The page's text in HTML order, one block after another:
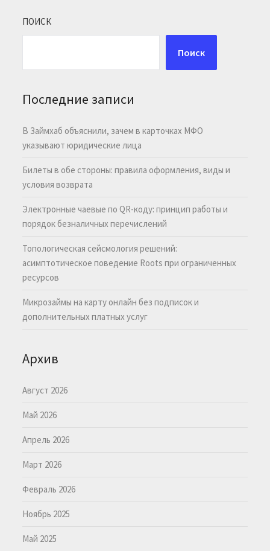
ПОИСК
Поиск
Последние записи
В Займхаб объяснили, зачем в карточках МФО
указывают юридические лица
Билеты в обе стороны: правила оформления, виды и
условия возврата
Электронные чаевые по QR-коду: принцип работы и
порядок безналичных перечислений
Топологическая сейсмология решений:
асимптотическое поведение Roots при ограниченных
ресурсов
Микрозаймы на карту онлайн без подписок и
дополнительных платных услуг
Архив
Август 2026
Май 2026
Апрель 2026
Март 2026
Февраль 2026
Ноябрь 2025
Май 2025